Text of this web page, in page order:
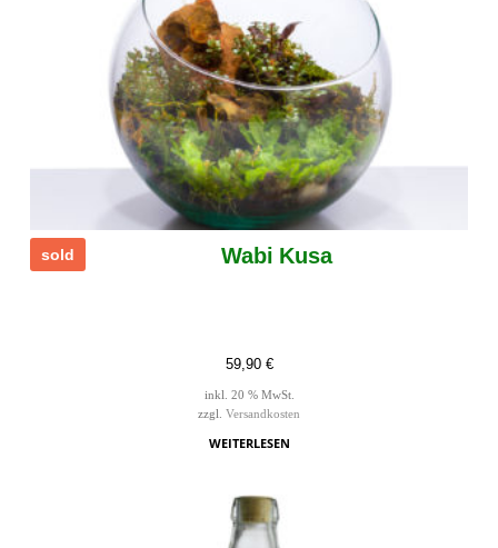
sold Wabi Kusa
59,90 €
inkl. 20 % MwSt.
zzgl. Versandkosten
WEITERLESEN